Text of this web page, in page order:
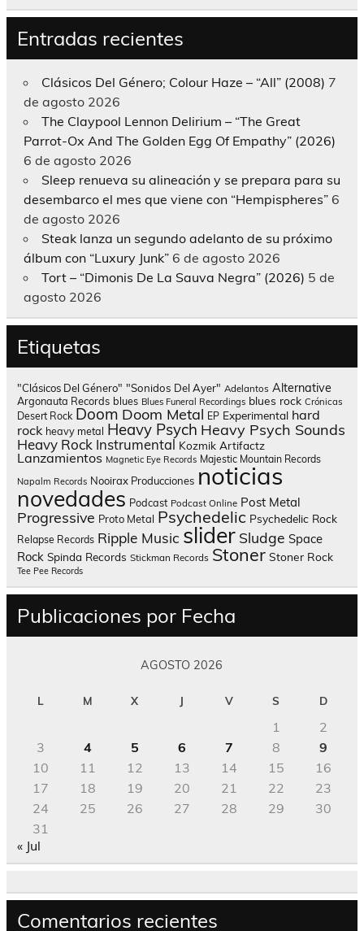
Entradas recientes
Clásicos Del Género; Colour Haze – “All” (2008) 7
de agosto 2026
The Claypool Lennon Delirium – “The Great
Parrot-Ox And The Golden Egg Of Empathy” (2026)
6 de agosto 2026
Sleep renueva su alineación y se prepara para su
desembarco el mes que viene con “Hempispheres” 6
de agosto 2026
Steak lanza un segundo adelanto de su próximo
álbum con “Luxury Junk” 6 de agosto 2026
Tort – “Dimonis De La Sauva Negra” (2026) 5 de
agosto 2026
Etiquetas
"Clásicos Del Género" "Sonidos Del Ayer" Adelantos Alternative
Argonauta Records blues Blues Funeral Recordings blues rock Crónicas
Desert Rock Doom Doom Metal EP Experimental hard
rock heavy metal Heavy Psych Heavy Psych Sounds
Heavy Rock Instrumental Kozmik Artifactz
Lanzamientos Magnetic Eye Records Majestic Mountain Records
Napalm Records Nooirax Producciones noticias
novedades Podcast Podcast Online Post Metal
Progressive Proto Metal Psychedelic Psychedelic Rock
Relapse Records Ripple Music slider Sludge Space
Rock Spinda Records Stickman Records Stoner Stoner Rock
Tee Pee Records
Publicaciones por Fecha
AGOSTO 2026
L M X J V S D
1
2
3
4 5 6 7 8
9
10
11 12 13 14 15
16
17
18 19 20 21 22
23
24
25 26 27 28 29
30
31
« Jul
Comentarios recientes